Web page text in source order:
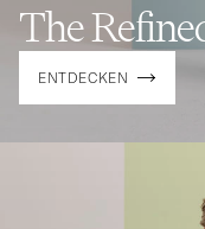
The
ENTDECKEN